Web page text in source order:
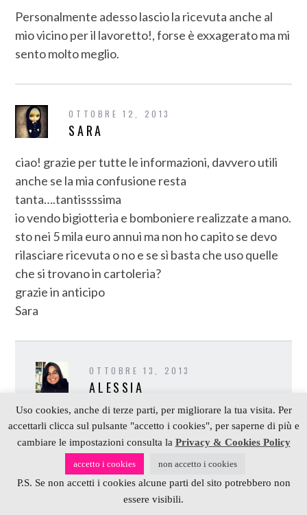
Personalmente adesso lascio la ricevuta anche al
mio vicino per il lavoretto!, forse è exxagerato ma mi
sento molto meglio.
OTTOBRE 12, 2013
SARA
ciao! grazie per tutte le informazioni, davvero utili
anche se la mia confusione resta
tanta….tantissssima
io vendo bigiotteria e bomboniere realizzate a mano.
sto nei 5 mila euro annui ma non ho capito se devo
rilasciare ricevuta o no e se sì basta che uso quelle
che si trovano in cartoleria?
grazie in anticipo
Sara
OTTOBRE 13, 2013
ALESSIA
@ Sara
è un’ottima manda ma purtroppo c’è troppa
onfusione e non ho una risposta…
Se fossi io farei le ricevute (quelle della
cartoleria) e poi il totale va sulla
Uso cookies, anche di terze parti, per migliorare la tua visita. Per
accettarli clicca sul pulsante "accetto i cookies", per saperne di più e
cambiare le impostazioni consulta la Privacy & Cookies Policy
accetto i cookies non accetto i cookies
P.S. Se non accetti i cookies alcune parti del sito potrebbero non
essere visibili.